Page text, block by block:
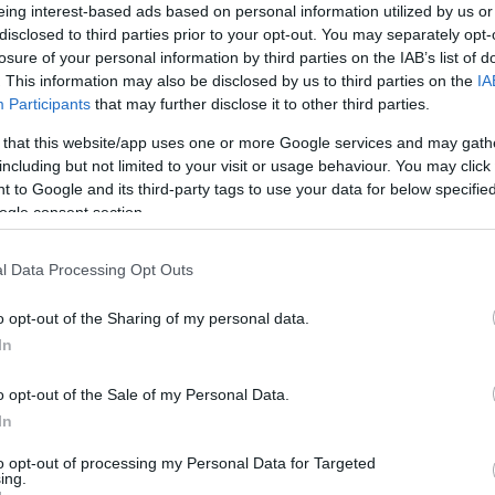
interest-based ads based on personal information utilized by us
to third parties prior to your opt-out. You may separately
of your personal information by third parties on the IAB’s list of
This information may also be disclosed by us to third parties on the
Participants that may further disclose it to other third parties.
that this website/app uses one or more Google services and may
but not limited to your visit or usage behaviour. You may
to Google and its third-party tags to use your data for below
consent section.
Data Processing Opt Outs
opt-out of the Sharing of my personal data.
opt-out of the Sale of my Personal Data.
opt-out of processing my Personal Data for Targeted
τίτλους της Μπαρτσελόνα
τον Τζόρνταν
αριθμούς
Lykavitos.gr στο Google News
όλες τις ειδήσεις